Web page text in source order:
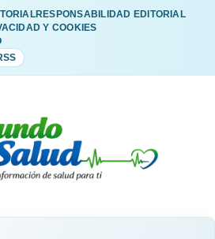
RESPONSABILIDAD EDITORIAL
Y COOKIES